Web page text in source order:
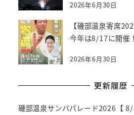
2026年6月30日
【磯部温泉寄席
今年は8/17に開催！
2026年6月30日
更新履歴
磯部温泉サンバパレード2026【